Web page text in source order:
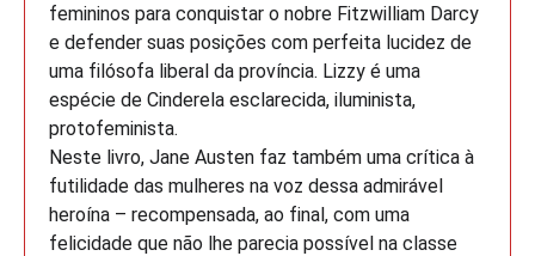
femininos para conquistar o nobre Fitzwilliam Darcy
e defender suas posições com perfeita lucidez de
uma filósofa liberal da província. Lizzy é uma
espécie de Cinderela esclarecida, iluminista,
protofeminista.
Neste livro, Jane Austen faz também uma crítica à
futilidade das mulheres na voz dessa admirável
heroína – recompensada, ao final, com uma
felicidade que não lhe parecia possível na classe